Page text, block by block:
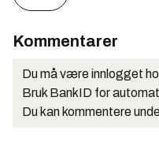
Kommentarer
Du må være innlogget
Bruk BankID for
Du kan kommentere